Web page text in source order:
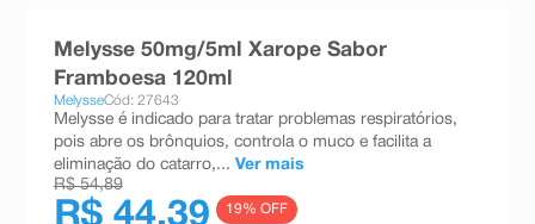
Melysse 50mg/5ml Xarope Sabor
Framboesa 120ml
MelysseCód: 27643
Melysse é indicado para tratar problemas respiratórios,
pois abre os brônquios, controla o muco e facilita a
eliminação do catarro,... Ver mais
R$ 54,89
R$ 44,39 19% OFF
absorvente
10ºshampoo